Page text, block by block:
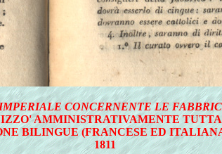
CONCERNENTE LE
AMMINISTRATIVAMENTE
BILINGUE (FRANCESE ED
1811